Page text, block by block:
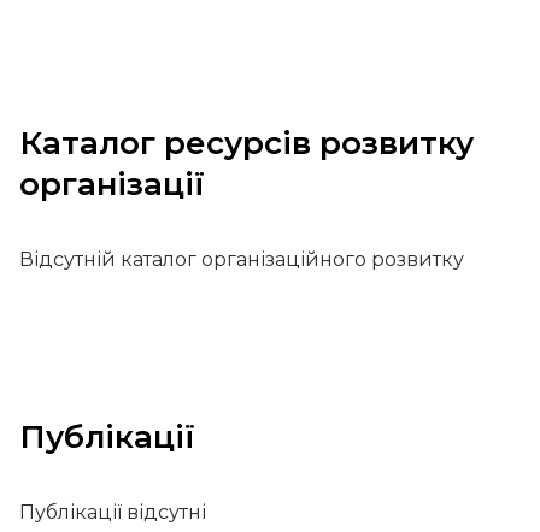
Каталог ресурсів розвитку
організації
Відсутній каталог організаційного розвитку
Публікації
Публікації відсутні